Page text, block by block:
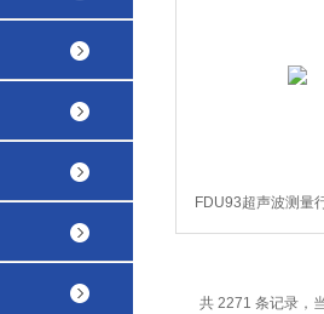
FDU93超声波测量
共 2271 条记录，